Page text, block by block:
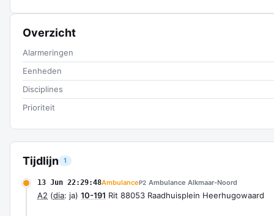
Tijdlijn 1
13 Jun 22:29:48AmbulanceP2 Ambulance Alkmaar-Noord
A2 (dia: ja) 10-191 Rit 88053 Raadhuisplein Heerhugowaard
Overzicht
Alarmeringen
Eenheden
Disciplines
Prioriteit